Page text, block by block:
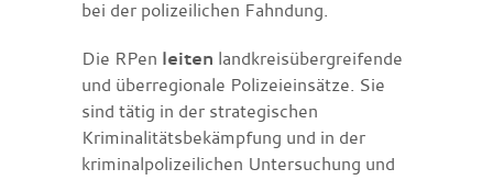
bei der polizeilichen Fahndung.
Die RPen leiten landkreisübergreifende
und überregionale Polizeieinsätze. Sie
sind tätig in der strategischen
Kriminalitätsbekämpfung und in der
kriminalpolizeilichen Untersuchung und